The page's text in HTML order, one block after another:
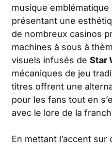
musique
présentant une
de nombreux casinos
machines à sous à
visuels infusés de Star
mécaniques de jeu
titres offrent une
pour les fans tout en
avec le lore de la
En mettant l’accent